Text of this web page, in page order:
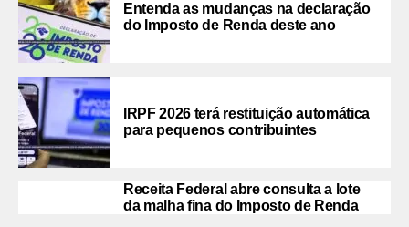
Entenda as mudanças na declaração
do Imposto de Renda deste ano
IRPF 2026 terá restituição automática
para pequenos contribuintes
Receita Federal abre consulta a lote
da malha fina do Imposto de Renda